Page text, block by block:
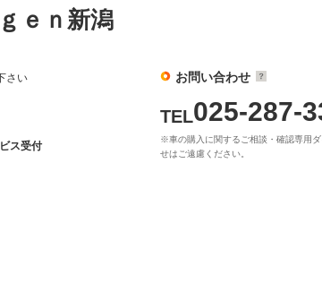
ｅｎ新潟
さい
ス受付
お問い合わせ
TEL025-287-
※車の購入に関するご相談・確認専用
せはご遠慮ください。